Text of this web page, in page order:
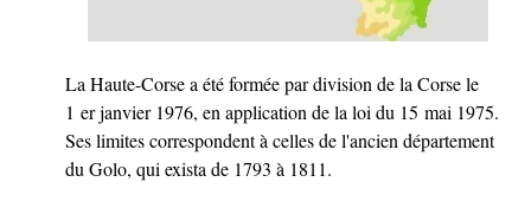
La Haute-Corse a été formée par division de la Corse le
1 er janvier 1976, en application de la loi du 15 mai 1975.
Ses limites correspondent à celles de l'ancien département
du Golo, qui exista de 1793 à 1811.